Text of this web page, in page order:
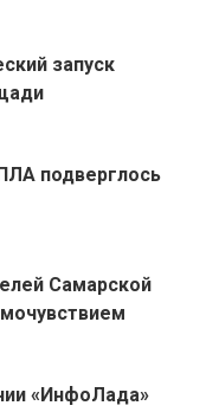
запуск
подверглось
Самарской
«ИнфоЛада»